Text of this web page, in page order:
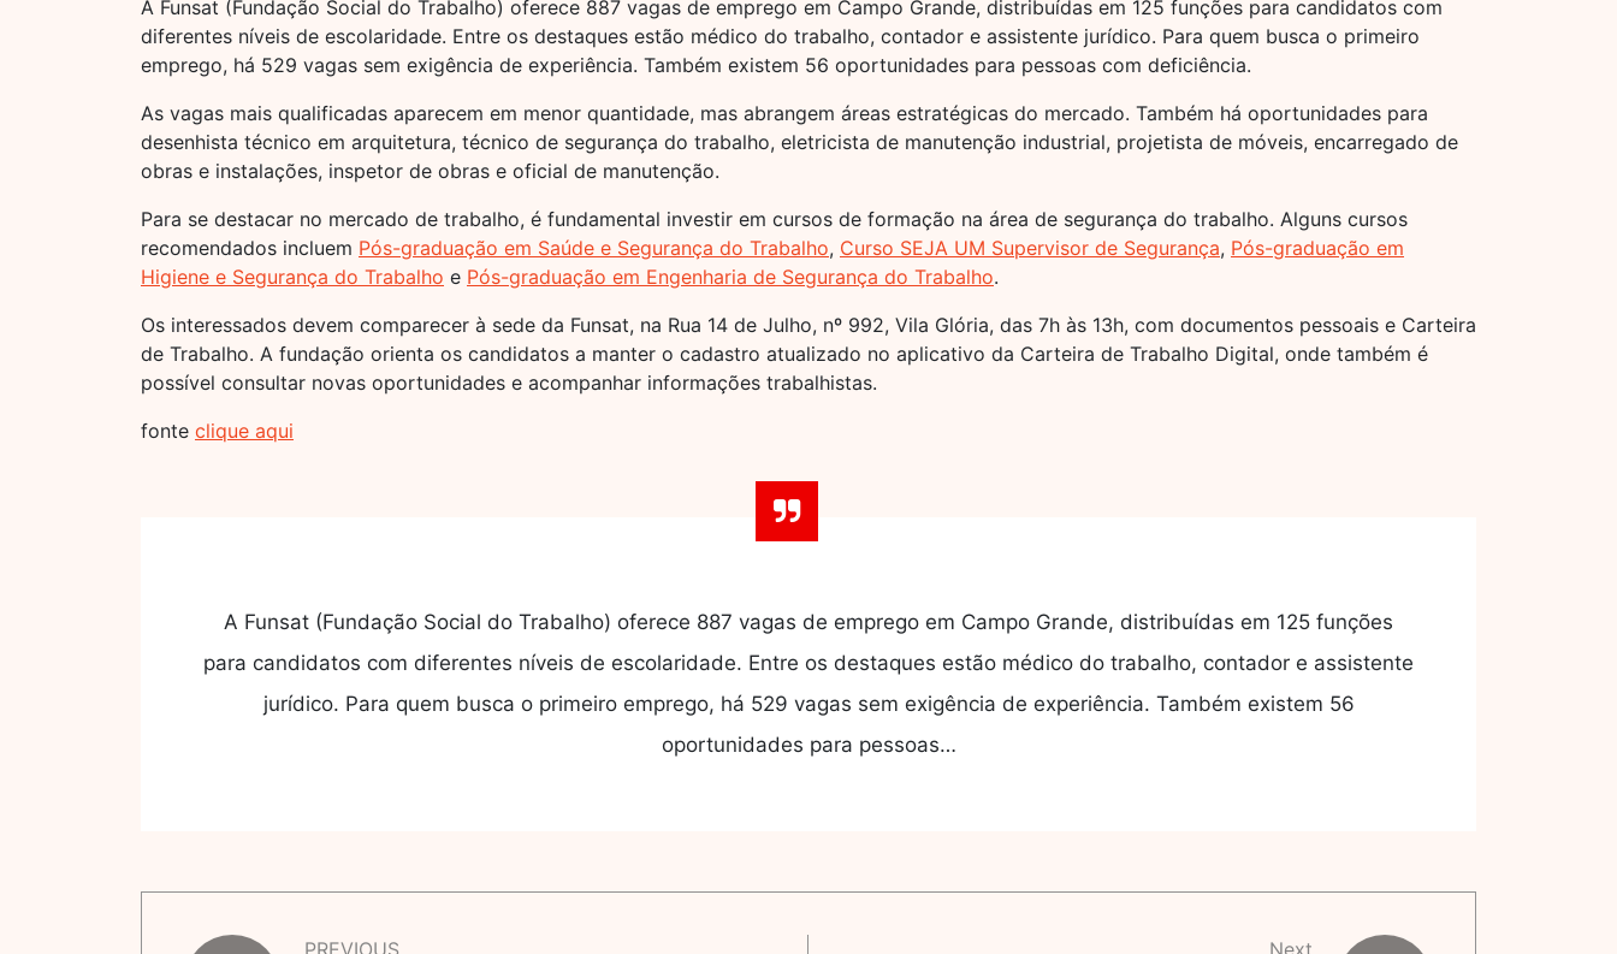
A Funsat (Fundação Social do Trabalho) oferece 887 vagas de emprego em Campo Grande, distribuídas em 125 funções para candidatos com
diferentes níveis de escolaridade. Entre os destaques estão médico do trabalho, contador e assistente jurídico. Para quem busca o primeiro
emprego, há 529 vagas sem exigência de experiência. Também existem 56 oportunidades para pessoas com deficiência.
As vagas mais qualificadas aparecem em menor quantidade, mas abrangem áreas estratégicas do mercado. Também há oportunidades para
desenhista técnico em arquitetura, técnico de segurança do trabalho, eletricista de manutenção industrial, projetista de móveis, encarregado de
obras e instalações, inspetor de obras e oficial de manutenção.
Para se destacar no mercado de trabalho, é fundamental investir em cursos de formação na área de segurança do trabalho. Alguns cursos
recomendados incluem Pós-graduação em Saúde e Segurança do Trabalho, Curso SEJA UM Supervisor de Segurança, Pós-graduação em
Higiene e Segurança do Trabalho e Pós-graduação em Engenharia de Segurança do Trabalho.
Os interessados devem comparecer à sede da Funsat, na Rua 14 de Julho, nº 992, Vila Glória, das 7h às 13h, com documentos pessoais e Carteira
de Trabalho. A fundação orienta os candidatos a manter o cadastro atualizado no aplicativo da Carteira de Trabalho Digital, onde também é
possível consultar novas oportunidades e acompanhar informações trabalhistas.
fonte clique aqui
A Funsat (Fundação Social do Trabalho) oferece 887 vagas de emprego em Campo Grande, distribuídas em 125 funções
para candidatos com diferentes níveis de escolaridade. Entre os destaques estão médico do trabalho, contador e assistente
jurídico. Para quem busca o primeiro emprego, há 529 vagas sem exigência de experiência. Também existem 56
oportunidades para pessoas…
PREVIOUS
Next